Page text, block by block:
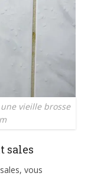
vieille brosse
sales
vous